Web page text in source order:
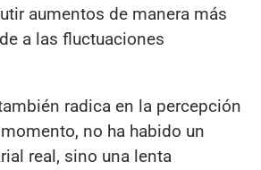
aumentos de manera más
a las fluctuaciones
radica en la percepción
no ha habido un
real, sino una lenta